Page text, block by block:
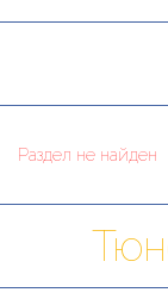
Раздел не найден